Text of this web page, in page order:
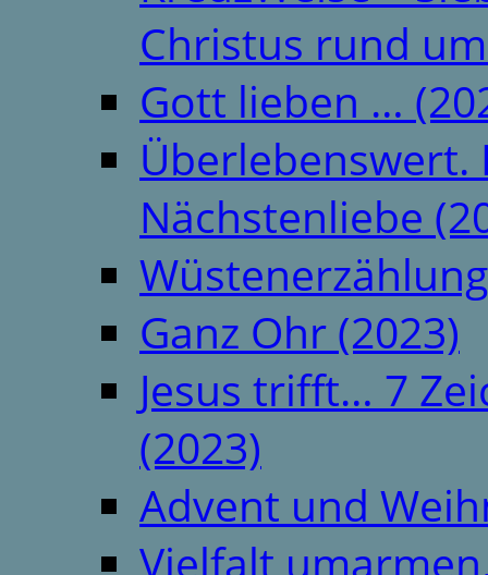
Christus rund
Gott lieben …
Überlebenswert.
Nächstenliebe
Ganz Ohr (2023)
Jesus trifft… 7
(2023)
Advent und
Vielfalt